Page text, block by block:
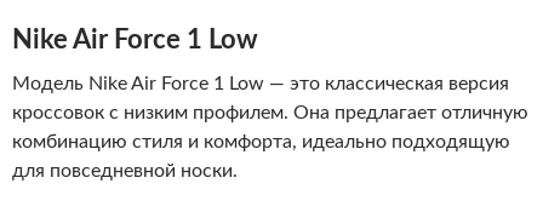
Nike Air Force 1 Low
Модель Nike Air Force 1 Low — это классическая версия
кроссовок с низким профилем. Она предлагает отличную
комбинацию стиля и комфорта, идеально подходящую
для повседневной носки.